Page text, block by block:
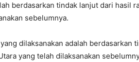
berdasarkan tindak lanjut dari hasil
sebelumnya.
dilaksanakan adalah berdasarkan
yang telah dilaksanakan